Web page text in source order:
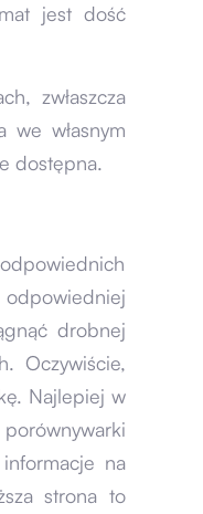
jest dość
zwłaszcza
własnym
dostępna.
odpowiedniej
drobnej
Oczywiście,
Najlepiej w
na
strona to